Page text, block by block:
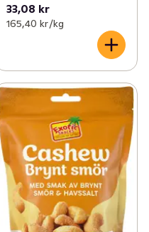
33,08 kr
165,40 kr /kg